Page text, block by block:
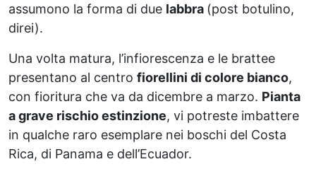
assumono la forma di due labbra (post botulino,
direi).
Una volta matura, l’infiorescenza e le brattee
presentano al centro fiorellini di colore bianco,
con fioritura che va da dicembre a marzo. Pianta
a grave rischio estinzione, vi potreste imbattere
in qualche raro esemplare nei boschi del Costa
Rica, di Panama e dell’Ecuador.